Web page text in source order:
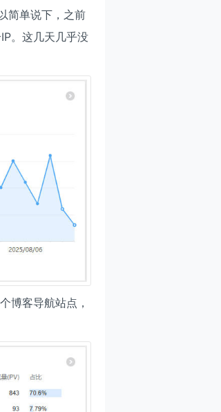
简单说下，之前
。这几天几乎没
博客导航站点，